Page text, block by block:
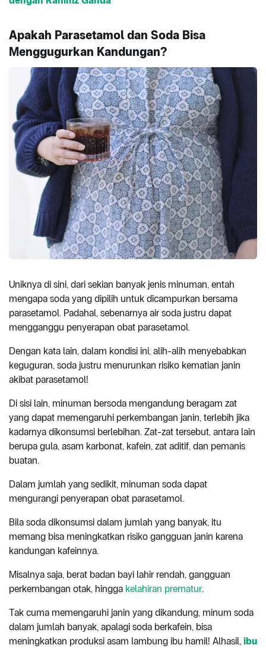
Apakah Parasetamol dan Soda Bisa
Menggugurkan Kandungan?
Uniknya di sini, dari sekian banyak jenis minuman, entah
mengapa soda yang dipilih untuk dicampurkan bersama
parasetamol. Padahal, sebenarnya air soda justru dapat
mengganggu penyerapan obat parasetamol.
Dengan kata lain, dalam kondisi ini, alih-alih menyebabkan
keguguran, soda justru menurunkan risiko kematian janin
akibat parasetamol!
Di sisi lain, minuman bersoda mengandung beragam zat
yang dapat memengaruhi perkembangan janin, terlebih jika
kadarnya dikonsumsi berlebihan. Zat-zat tersebut, antara lain
berupa gula, asam karbonat, kafein, zat aditif, dan pemanis
buatan.
Dalam jumlah yang sedikit, minuman soda dapat
mengurangi penyerapan obat parasetamol.
Bila soda dikonsumsi dalam jumlah yang banyak, itu
memang bisa meningkatkan risiko gangguan janin karena
kandungan kafeinnya.
Misalnya saja, berat badan bayi lahir rendah, gangguan
perkembangan otak, hingga kelahiran prematur.
Tak cuma memengaruhi janin yang dikandung, minum soda
dalam jumlah banyak, apalagi soda berkafein, bisa
meningkatkan produksi asam lambung ibu hamil! Alhasil, ibu